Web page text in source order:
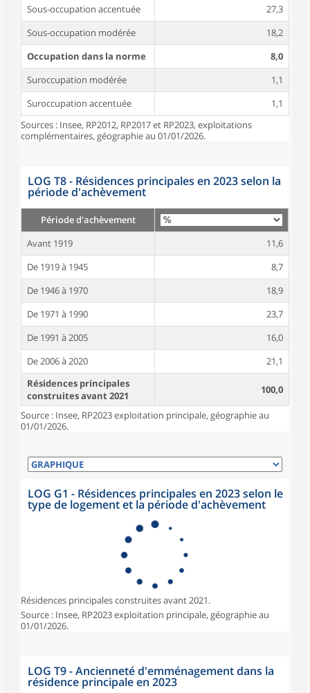
Sous-occupation accentuée
27,3
Sous-occupation modérée
18,2
Occupation dans la norme
8,0
Suroccupation modérée
1,1
Suroccupation accentuée
1,1
Sources : Insee, RP2012, RP2017 et RP2023, exploitations
complémentaires, géographie au 01/01/2026.
LOG T8 - Résidences principales en 2023 selon la
période d'achèvement
Période d'achèvement
Avant 1919
11,6
De 1919 à 1945
8,7
De 1946 à 1970
18,9
De 1971 à 1990
23,7
De 1991 à 2005
16,0
De 2006 à 2020
21,1
Résidences principales
construites avant 2021
100,0
Source : Insee, RP2023 exploitation principale, géographie au
01/01/2026.
LOG G1 - Résidences principales en 2023 selon le
type de logement et la période d'achèvement
Résidences principales construites avant 2021.
Source : Insee, RP2023 exploitation principale, géographie au
01/01/2026.
LOG T9 - Ancienneté d'emménagement dans la
résidence principale en 2023